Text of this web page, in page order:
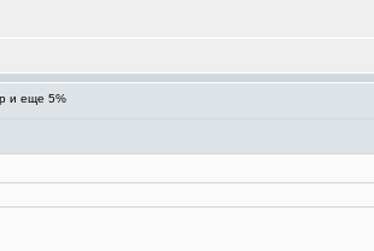
и еще 5%